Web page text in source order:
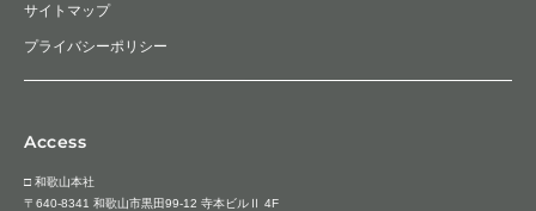
サイトマップ
プライバシーポリシー
Access
□ 和歌山本社
〒640-8341 和歌山市黒田99-12 寺本ビルⅡ 4F